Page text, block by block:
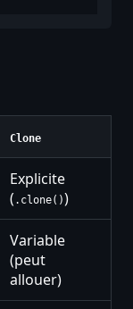
Clone
Explicite
( .clone())
Variable
(peut
allouer)